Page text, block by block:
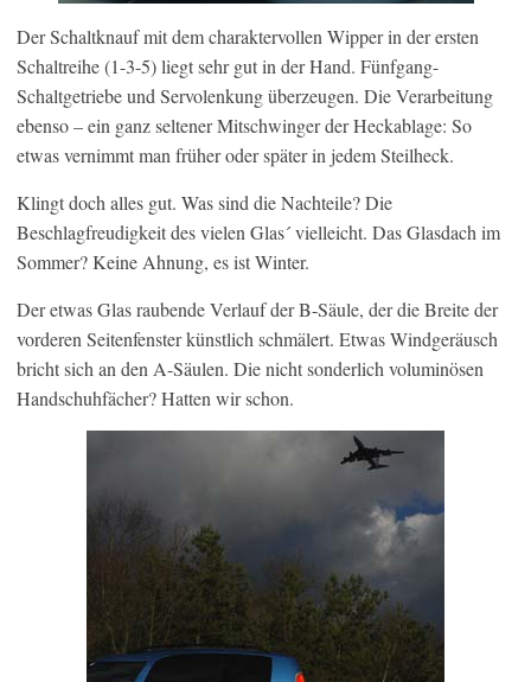
Der Schaltknauf mit dem charaktervollen Wipper in der ersten
Schaltreihe (1-3-5) liegt sehr gut in der Hand. Fünfgang-
Schaltgetriebe und Servolenkung überzeugen. Die Verarbeitung
ebenso – ein ganz seltener Mitschwinger der Heckablage: So
etwas vernimmt man früher oder später in jedem Steilheck.
Klingt doch alles gut. Was sind die Nachteile? Die
Beschlagfreudigkeit des vielen Glas´ vielleicht. Das Glasdach im
Sommer? Keine Ahnung, es ist Winter.
Der etwas Glas raubende Verlauf der B-Säule, der die Breite der
vorderen Seitenfenster künstlich schmälert. Etwas Windgeräusch
bricht sich an den A-Säulen. Die nicht sonderlich voluminösen
Handschuhfächer? Hatten wir schon.